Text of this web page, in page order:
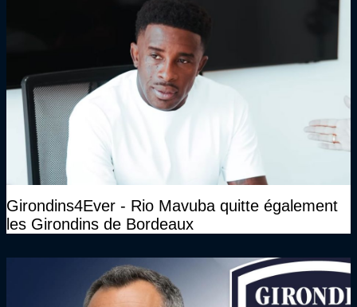
Girondins4Ever - Rio Mavuba quitte également
les Girondins de Bordeaux